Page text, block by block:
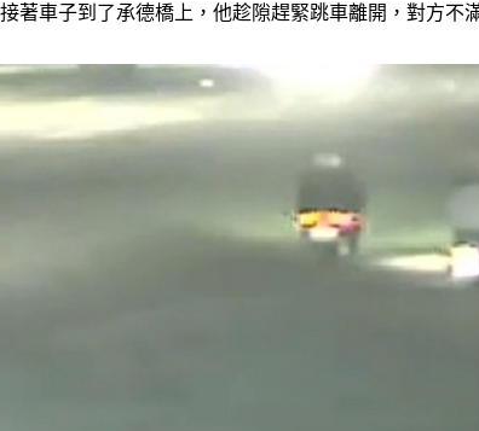
車子到了承德橋上，他趁隙趕緊跳車離開，對方不